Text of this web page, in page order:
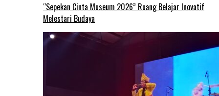
“Sepekan Cinta Museum 2026” Ruang Belajar Inovatif
Melestari Budaya